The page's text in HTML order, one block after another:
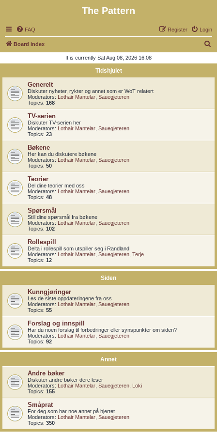
The Pattern
FAQ Login
Register
Board index
r
It is currently Sat Aug 08, 2026 16:08
Tidshjulet
Generelt
Diskuter nyheter, rykter og annet som er WoT relatert
Moderators: Lothair Mantelar Sauegjeteren
Topics: 168
TV-serien
Diskuter TV-serien her
Moderators: Lothair Mantelar Sauegjeteren
Topics: 23
Bøkene
Her kan du diskutere bøkene
Moderators: Lothair Mantelar Sauegjeteren
Topics: 50
Teorier
Del dine teorier med oss
Moderators: Lothair Mantelar Sauegjeteren
Topics: 48
Spørsmål
Still dine spørsmål fra bøkene
Moderators: Lothair Mantelar Sauegjeteren
Topics: 102
Rollespill
Delta i rollespill som utspiller seg i Randland
Moderators: Lothair Mantelar Sauegjeteren Terje
Topics: 12
Siden
Kunngjøringer
Les de siste oppdateringene fra oss
Moderators: Lothair Mantelar Sauegjeteren
Topics: 55
Forslag og innspill
Har du noen forslag til forbedringer eller synspunkter om siden?
Moderators: Lothair Mantelar Sauegjeteren
Topics: 92
Annet
Andre bøker
Diskuter andre bøker dere leser
Moderators: Lothair Mantelar Sauegjeteren Loki
Topics: 155
Småprat
For deg som har noe annet på hjertet
Moderators: Lothair Mantelar Sauegjeteren
Topics: 350